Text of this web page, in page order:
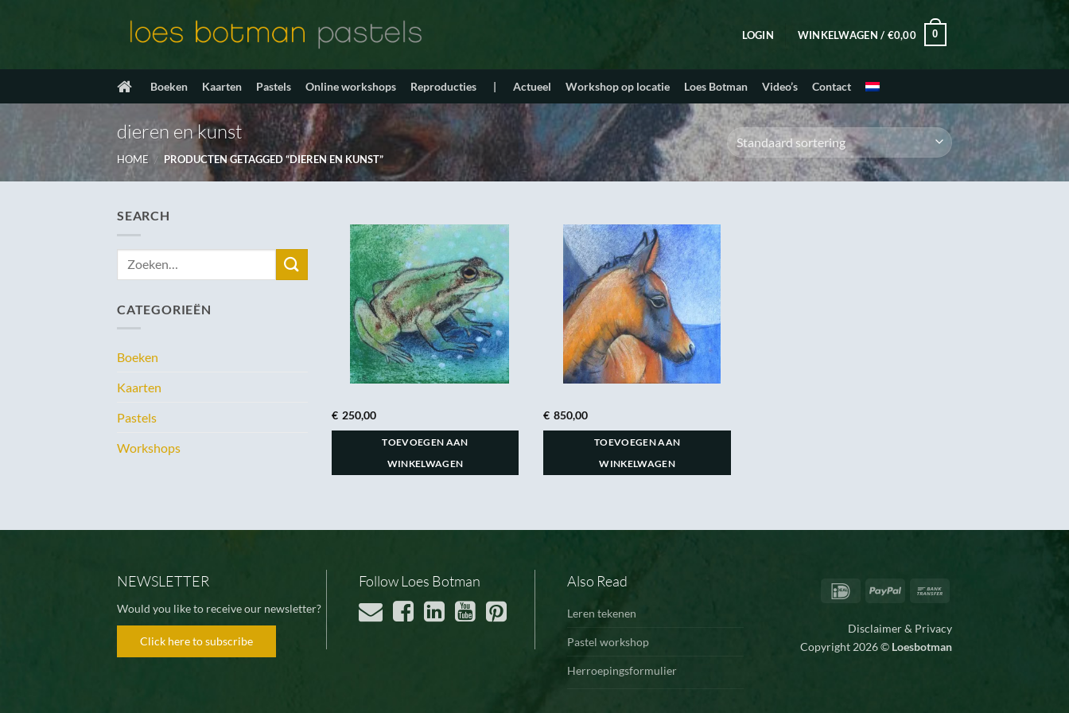
LOGIN WINKELWAGEN / €0,00 0
Boeken Kaarten Pastels Online workshops Reproducties | Actueel Workshop op locatie Loes Botman Video’s Contact
dieren en kunst
HOME / PRODUCTEN GETAGGED “DIEREN EN KUNST”
SEARCH
Zoeken
CATEGORIEËN
Boeken
Kaarten
Pastels
Workshops
€ 250,00
TOEVOEGEN AAN
WINKELWAGEN
€ 850,00
TOEVOEGEN AAN
WINKELWAGEN
NEWSLETTER
Would you like to receive our newsletter?
Click here to subscribe
Follow Loes Botman Also Read
Leren tekenen
Pastel workshop
Herroepingsformulier
IDeal PayPal
Disclaimer & Privacy
Copyright 2026 © Loesbotman